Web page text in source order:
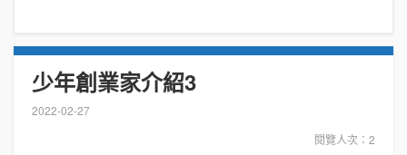
少年創業家介紹3
2022-02-27
閱覽人次：2